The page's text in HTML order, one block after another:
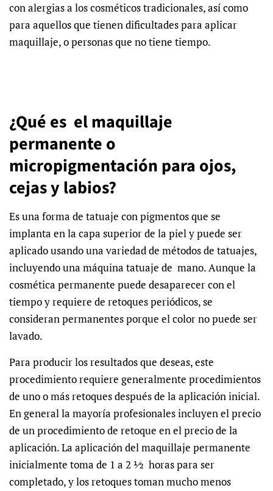
con alergias a los cosméticos tradicionales, así como
para aquellos que tienen dificultades para aplicar
maquillaje, o personas que no tiene tiempo.
¿Qué es el maquillaje
permanente o
micropigmentación para ojos,
cejas y labios?
Es una forma de tatuaje con pigmentos que se
implanta en la capa superior de la piel y puede ser
aplicado usando una variedad de métodos de tatuajes,
incluyendo una máquina tatuaje de mano. Aunque la
cosmética permanente puede desaparecer con el
tiempo y requiere de retoques periódicos, se
consideran permanentes porque el color no puede ser
lavado.
Para producir los resultados que deseas, este
procedimiento requiere generalmente procedimientos
de uno o más retoques después de la aplicación inicial.
En general la mayoría profesionales incluyen el precio
de un procedimiento de retoque en el precio de la
aplicación. La aplicación del maquillaje permanente
inicialmente toma de 1 a 2 ½ horas para ser
completado, y los retoques toman mucho menos